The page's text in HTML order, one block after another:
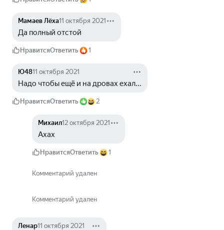
Мамаев Лёха11 октября 2021
Да полный отстой
НравитсяОтветить 1
Ю4811 октября 2021
Надо чтобы ещё и на дровах ехал...
НравитсяОтветить 2
Михаил12 октября 2021
Ахах
НравитсяОтветить 1
Комментарий удален
Комментарий удален
Ленар11 октября 2021